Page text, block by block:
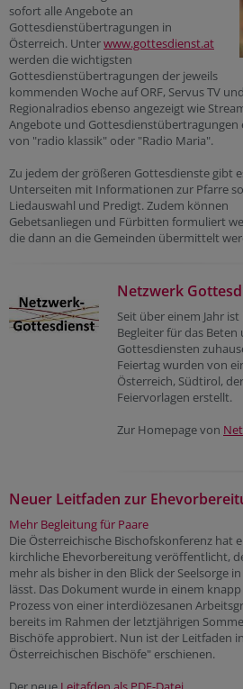
sofort alle Angebote an
Gottesdienstübertragungen in
Österreich. Unterwww.gottesdienst.at
werden die wichtigsten
Gottesdienstübertragungen der jeweils
kommenden Woche auf ORF, Servus TV
Regionalradios ebenso angezeigt wie
Angebote und Gottesdienstübertragungen
von "radio klassik" oder "Radio Maria".
Zu jedem der größeren Gottesdienste gibt
Unterseiten mit Informationen zur Pfarre
Liedauswahl und Predigt. Zudem können
Gebetsanliegen und Fürbitten formuliert
die dann an die Gemeinden übermittelt
Netzwerk
Seit über einem Jahr
Begleiter für das Beten
Gottesdiensten
Feiertag wurden von
Österreich, Südtirol,
Feiervorlagen erstellt.
Zur Homepage von
Neuer Leitfaden zur
Mehr Begleitung für Paare
Die Österreichische Bischofskonferenz hat
kirchliche Ehevorbereitung veröffentlicht,
mehr als bisher in den Blick der Seelsorge
lässt. Das Dokument wurde in einem
Prozess von einer interdiözesanen
bereits im Rahmen der letztjährigen
Bischöfe approbiert. Nun ist der Leitfaden
Österreichischen Bischöfe" erschienen.